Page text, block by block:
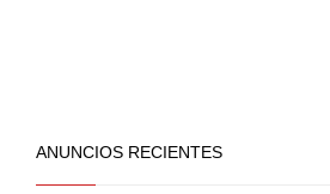
ANUNCIOS RECIENTES